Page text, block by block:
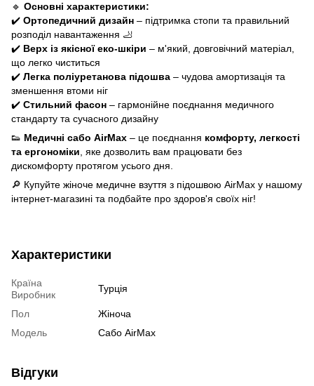
🔹 Основні характеристики:
✔️ Ортопедичний дизайн – підтримка стопи та правильний
розподіл навантаження 🦶
✔️ Верх із якісної еко-шкіри – м'який, довговічний матеріал,
що легко чиститься
✔️ Легка поліуретанова підошва – чудова амортизація та
зменшення втоми ніг
✔️ Стильний фасон – гармонійне поєднання медичного
стандарту та сучасного дизайну
👟 Медичні сабо AirMax – це поєднання комфорту, легкості
та ергономіки , яке дозволить вам працювати без
дискомфорту протягом усього дня.
🔎 Купуйте жіноче медичне взуття з підошвою AirMax у нашому
інтернет-магазині та подбайте про здоров'я своїх ніг!
Характеристики
Країна
Виробник
Турція
Пол
Жіноча
Модель
Сабо AirMax
Відгуки